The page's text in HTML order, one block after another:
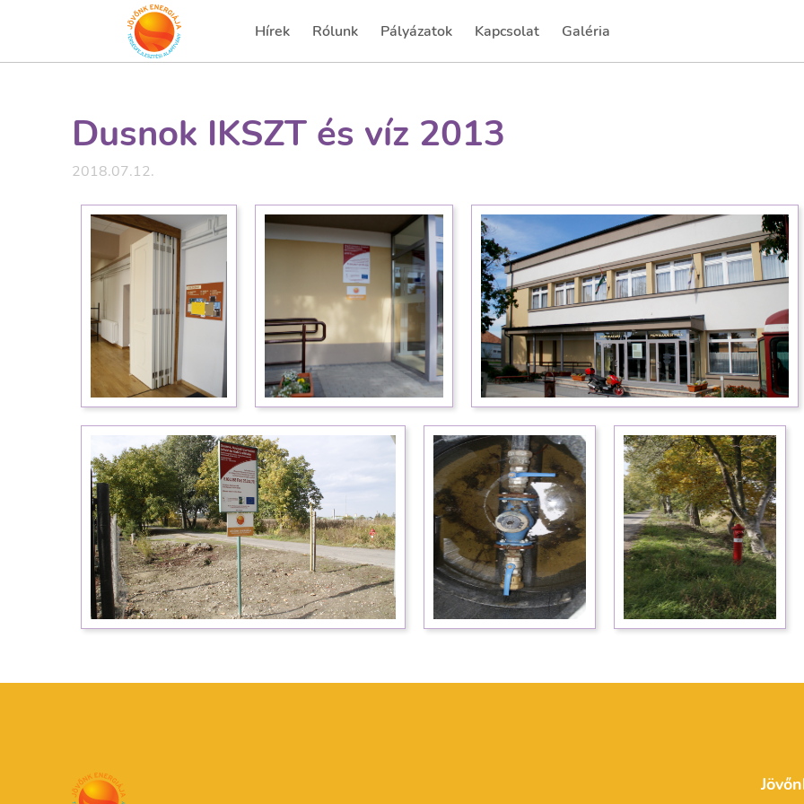
Hírek
(current) Rólunk Pályázatok
(current) Kapcsolat
(current) Galéria
Dusnok IKSZT és víz 2013
2018.07.12.